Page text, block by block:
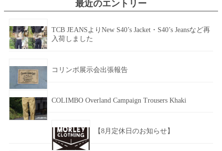
最近のエントリー
TCB JEANSよりNew S40’s Jacket・S40’s Jeansなど再
入荷しました
コリンボ展示会出張報告
COLIMBO Overland Campaign Trousers Khaki
【8月定休日のお知らせ】